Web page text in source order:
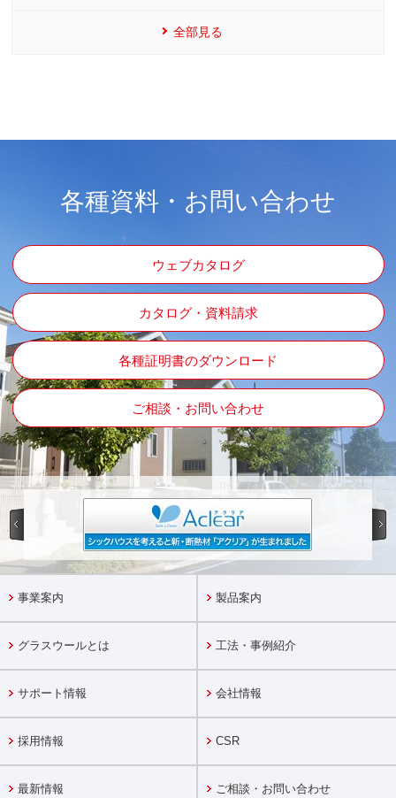
全部見る
各種資料・お問い合わせ
ウェブカタログ
カタログ・資料請求
各種証明書のダウンロード
ご相談・お問い合わせ
事業案内 製品案内
グラスウールとは 工法・事例紹介
サポート情報 会社情報
採用情報 CSR
最新情報 ご相談・お問い合わせ